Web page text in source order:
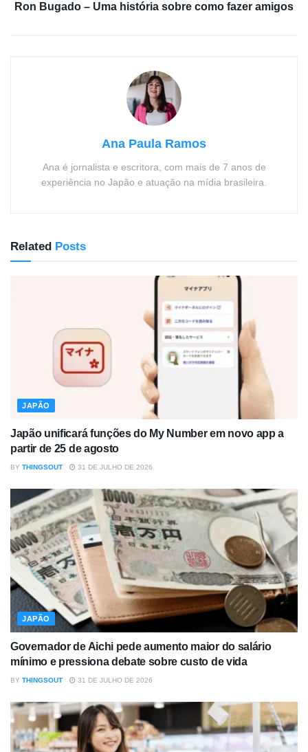
Ron Bugado – Uma história sobre como fazer amigos
Ana Paula Ramos
Ana é jornalista e escritora, com mais de 7 anos de
experiência no Japão e atuação na mídia brasileira.
Related Posts
JAPÃO
Japão unificará funções do My Number em novo app a
partir de 25 de agosto
BY THINGSOUT 31 DE JULHO DE 2026
JAPÃO
Governador de Aichi pede aumento maior do salário
mínimo e pressiona debate sobre custo de vida
BY THINGSOUT 31 DE JULHO DE 2026